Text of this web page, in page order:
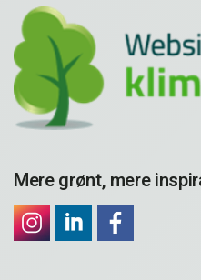
Mere grønt, mere